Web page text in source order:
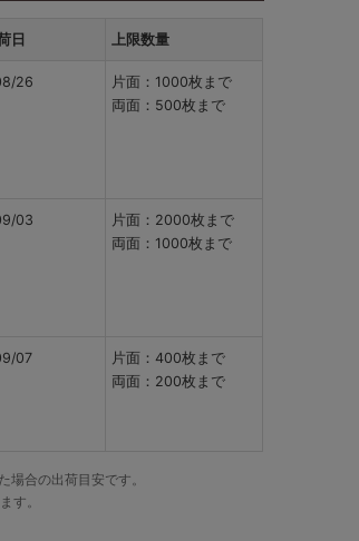
日 上限数量
26
片面：1000枚まで
両面：500枚まで
03
片面：2000枚まで
両面：1000枚まで
07
片面：400枚まで
両面：200枚まで
合の出荷目安です。
す。